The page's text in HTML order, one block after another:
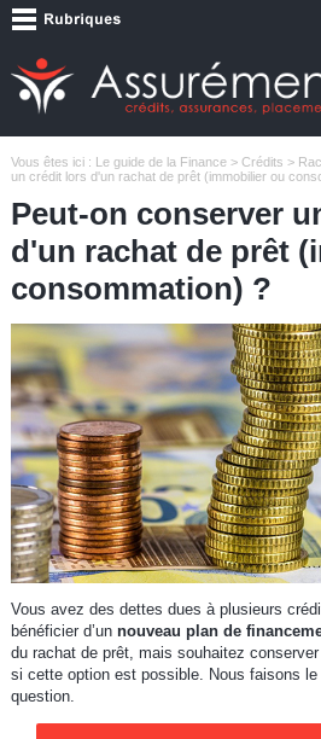
Vous êtes ici : Le guide de la Finance> Crédits >
un crédit lors d'un rachat de prêt (immobilier ou
Peut-on conserver
d'un rachat de prêt
consommation) ?
Vous avez des dettes dues à plusieurs
bénéficier d’un nouveau plan de
du rachat de prêt, mais souhaitez
si cette option est possible. Nous faisons
question.